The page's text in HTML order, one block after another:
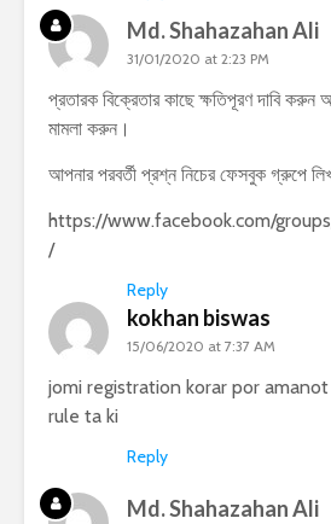
Md. Shahazahan Ali
31/01/2020 at 2:23 PM
প্রতারক বিক্রেতার কাছে ক্ষতিপূরণ দাবি করুন
মামলা করুন।
আপনার পরবর্তী প্রশ্ন নিচের ফেসবুক গ্রুপে
https://www.facebook.com/
/
Reply
kokhan biswas
15/06/2020 at 7:37 AM
jomi registration korar por
rule ta ki
Reply
Md. Shahazahan Ali